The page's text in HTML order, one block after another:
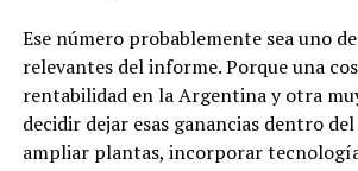
Ese número probablemente sea uno
relevantes del informe. Porque una
rentabilidad en la Argentina y otra
decidir dejar esas ganancias dentro
ampliar plantas, incorporar